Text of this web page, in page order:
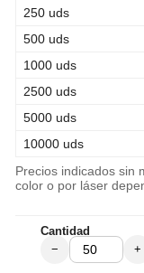
250 uds
500 uds
1000 uds
2500 uds
5000 uds
10000 uds
Precios indicados sin
color o por láser
Cantidad
− +